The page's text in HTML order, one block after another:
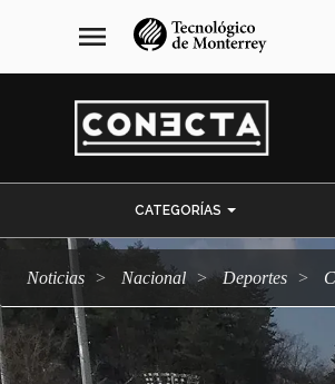
navegación
principal
menu
CATEGORÍAS
Noticias Nacional deportes